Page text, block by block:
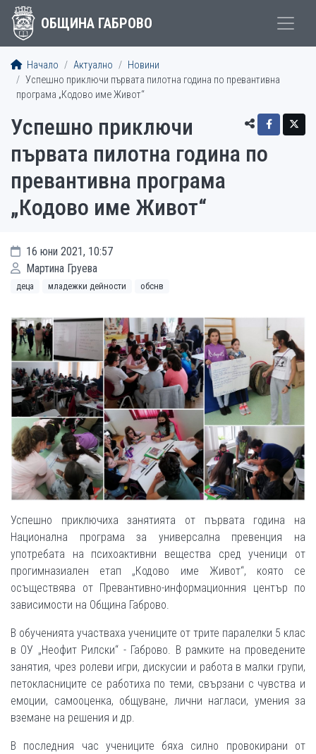
ОБЩИНА ГАБРОВО
Начало Актуално
Новини
Успешно приключи първата пилотна година по превантивна
програма „Кодово име Живот“
Успешно приключи
първата пилотна година по
превантивна програма
„Кодово име Живот“
16 юни 2021, 10:57
Мартина Груева
деца младежки дейности обснв
Успешно приключиха занятията от първата година на
Национална програма за универсална превенция на
употребата на психоактивни вещества сред ученици от
прогимназиален етап „Кодово име Живот“, която се
осъществява от Превантивно-информационния център по
зависимости на Община Габрово.
В обученията участваха учениците от трите паралелки 5 клас
в ОУ „Неофит Рилски“ - Габрово. В рамките на проведените
занятия, чрез ролеви игри, дискусии и работа в малки групи,
петокласниците се работиха по теми, свързани с чувства и
емоции, самооценка, общуване, лични нагласи, умения за
вземане на решения и др.
В последния час учениците бяха силно провокирани от